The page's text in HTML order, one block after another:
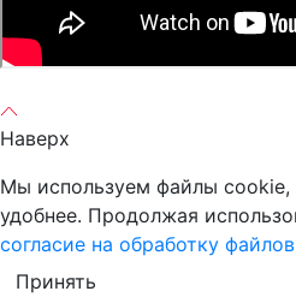
Наверх
Мы используем файлы cookie,
удобнее. Продолжая
согласие на обработку
Принять